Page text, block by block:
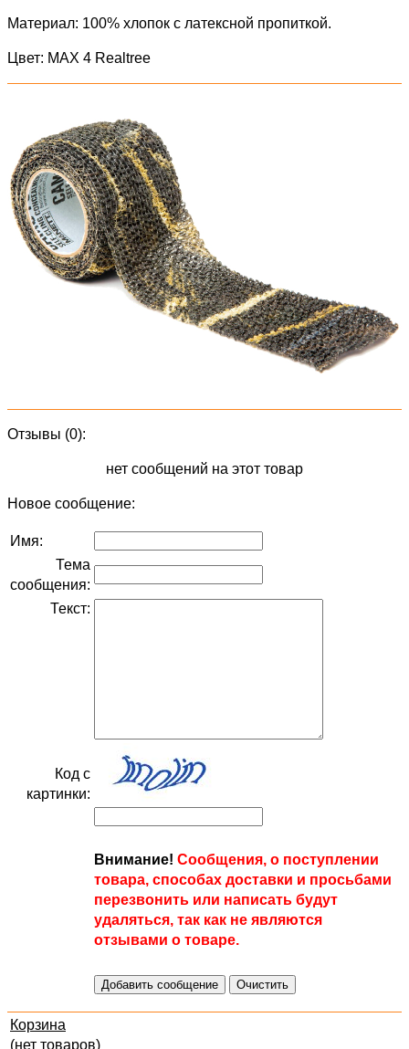
Материал: 100% хлопок с латексной пропиткой.
Цвет: MAX 4 Realtree
Отзывы (0):
нет сообщений на этот товар
Новое сообщение:
Имя:
Тема
сообщения:
Текст:
Код с
картинки:
Внимание! Сообщения, о поступлении
товара, способах доставки и просьбами
перезвонить или написать будут
удаляться, так как не являются
отзывами о товаре.
Корзина
(нет товаров)